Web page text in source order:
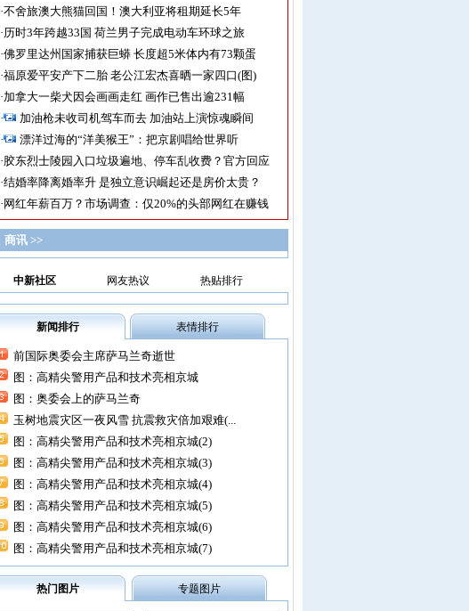
·不舍旅澳大熊猫回国！澳大利亚将租期延长5年
·历时3年跨越33国 荷兰男子完成电动车环球之旅
·佛罗里达州国家捕获巨蟒 长度超5米体内有73颗蛋
·福原爱平安产下二胎 老公江宏杰喜晒一家四口(图)
·加拿大一柴犬因会画画走红 画作已售出逾231幅
·
加油枪未收司机驾车而去 加油站上演惊魂瞬间
·
漂洋过海的“洋美猴王”：把京剧唱给世界听
·胶东烈士陵园入口垃圾遍地、停车乱收费？官方回应
·结婚率降离婚率升 是独立意识崛起还是房价太贵？
· 网红年薪百万？市场调查：仅20%的头部网红在赚钱
商讯 >>
中新社区 网友热议 热贴排行
新闻排行 表情排行
前国际奥委会主席萨马兰奇逝世
图：高精尖警用产品和技术亮相京城
图：奥委会上的萨马兰奇
玉树地震灾区一夜风雪 抗震救灾倍加艰难(...
图：高精尖警用产品和技术亮相京城(2)
图：高精尖警用产品和技术亮相京城(3)
图：高精尖警用产品和技术亮相京城(4)
图：高精尖警用产品和技术亮相京城(5)
图：高精尖警用产品和技术亮相京城(6)
图：高精尖警用产品和技术亮相京城(7)
热门图片 专题图片